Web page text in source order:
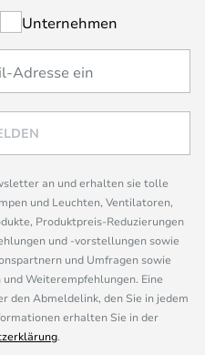
Unternehmen
an und erhalten sie tolle
und Leuchten, Ventilatoren,
Produktpreis-Reduzierungen
und -vorstellungen sowie
und Umfragen sowie
Weiterempfehlungen. Eine
den Abmeldelink, den Sie in jedem
erhalten Sie in der
.